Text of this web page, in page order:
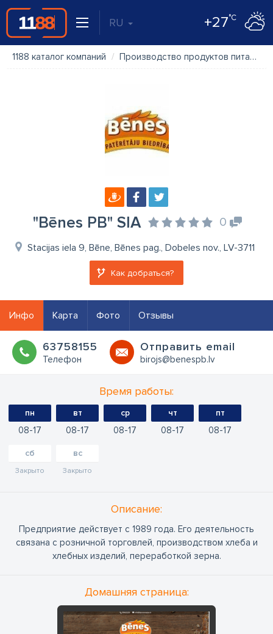
RU +27°C
1188 каталог компаний Производство продуктов питания
"Bēnes PB" SIA 0
Stacijas iela 9, Bēne, Bēnes pag., Dobeles nov., LV-3711
Как добраться?
Инфо Карта Фото Отзывы
63758155
Телефон
Oтправить email
birojs@benespb.lv
Время работы:
пн
08 17
вт
08 17
ср
08 17
чт
08 17
пт
08 17
сб
Закрыто
вс
Закрыто
Oписание:
Предприятие действует с 1989 года. Его деятельность
связана с розничной торговлей, производством хлеба и
хлебных изделий, переработкой зерна.
Домашняя страница: